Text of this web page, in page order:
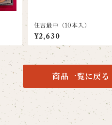
住吉最中（10本入）
¥2,630
商品一覧に戻る